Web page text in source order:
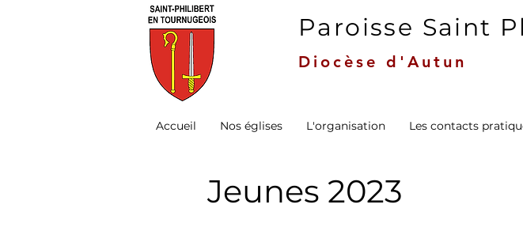
Paroisse Saint
Diocèse d'Autun
Accueil Nos églises L'organisation Les contacts
Jeunes 2023